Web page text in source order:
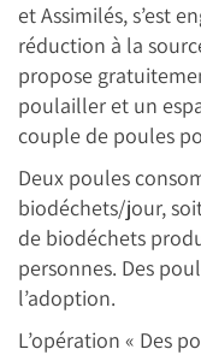
et Assimilés, s’est
réduction à la
propose
poulailler et un
couple de poules
Deux poules
biodéchets/jour,
de biodéchets
personnes. Des
l’adoption.
L’opération « Des